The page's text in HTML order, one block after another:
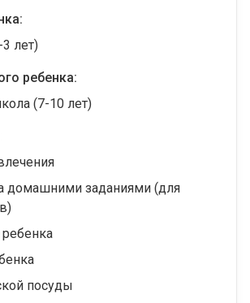
лет)
ребенка:
(7-10 лет)
домашними заданиями (для
посуды